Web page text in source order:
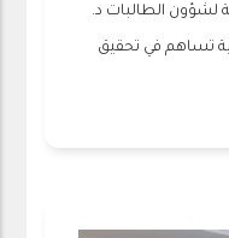
لشؤون الطالبات د.
تساهم في تحقيق